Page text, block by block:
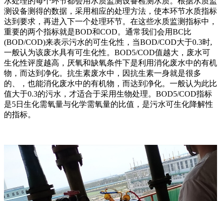
测设备测得的数据，采用相应的处理方法，使本环节水质指标
达到要求，再进入下一个处理环节。在这些水质监测指标中，
重要的两个指标就是BOD和COD。通常我们会用BC比
(BOD/COD)来表示污水的可生化性，当BOD/COD大于0.3时,
一般认为该废水具有可生化性。BOD5/COD值越大，废水可
生化性评度越高，厌氧和缺氧条件下是利用消化废水中的有机
物，而达到净化。抗生素废水中，因抗生素一身就是很多
的、，也能消化废水中的有机物，而达到净化。一般认为此比
值大于0.3的污水，才适合于采用生物处理。BOD5/COD指标
是5日生化需氧量与化学需氧量的比值，是污水可生化降解性
的指标。